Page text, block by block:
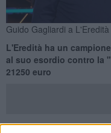
Guido Gagliardi a L'Eredità
L'Eredità ha un
al suo esordio contro la
21250 euro